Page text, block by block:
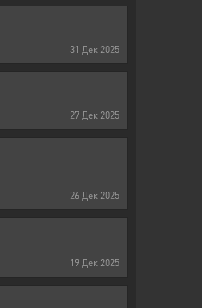
31 Дек 2025
27 Дек 2025
26 Дек 2025
19 Дек 2025